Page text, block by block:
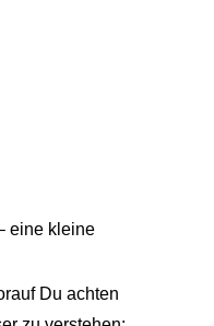
eine kleine
Du achten